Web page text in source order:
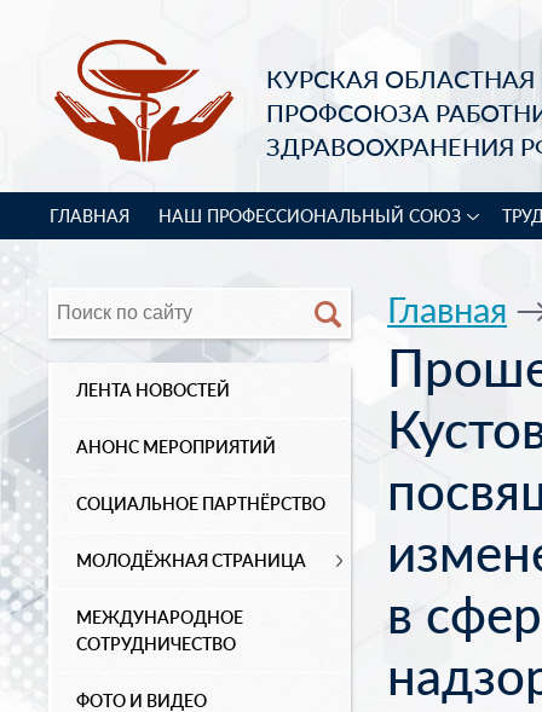
КУРСКАЯ
ПРОФСОЮЗА
ЗДРАВООХРАНЕНИЯ
ГЛАВНАЯ НАШ ПРОФЕССИОНАЛЬНЫЙ СОЮЗ
ЛЕНТА НОВОСТЕЙ
АНОНС МЕРОПРИЯТИЙ
СОЦИАЛЬНОЕ ПАРТНЁРСТВО
МОЛОДЁЖНАЯ СТРАНИЦА
МЕЖДУНАРОДНОЕ
СОТРУДНИЧЕСТВО
ФОТО И ВИДЕО
Главная
в